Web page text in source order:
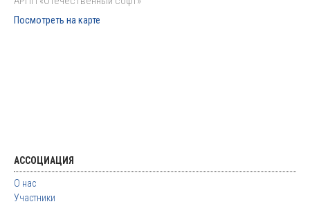
Посмотреть на карте
АССОЦИАЦИЯ
О нас
Участники